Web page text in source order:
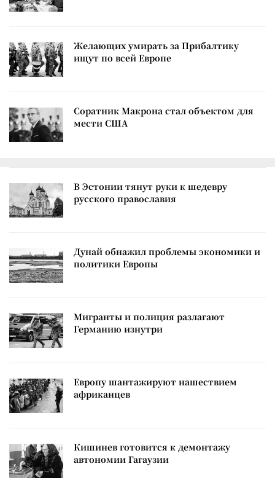
Желающих умирать за Прибалтику
ищут по всей Европе
Соратник Макрона стал объектом для
мести США
В Эстонии тянут руки к шедевру
русского православия
Дунай обнажил проблемы экономики и
политики Европы
Мигранты и полиция разлагают
Германию изнутри
Европу шантажируют нашествием
африканцев
Кишинев готовится к демонтажу
автономии Гагаузии